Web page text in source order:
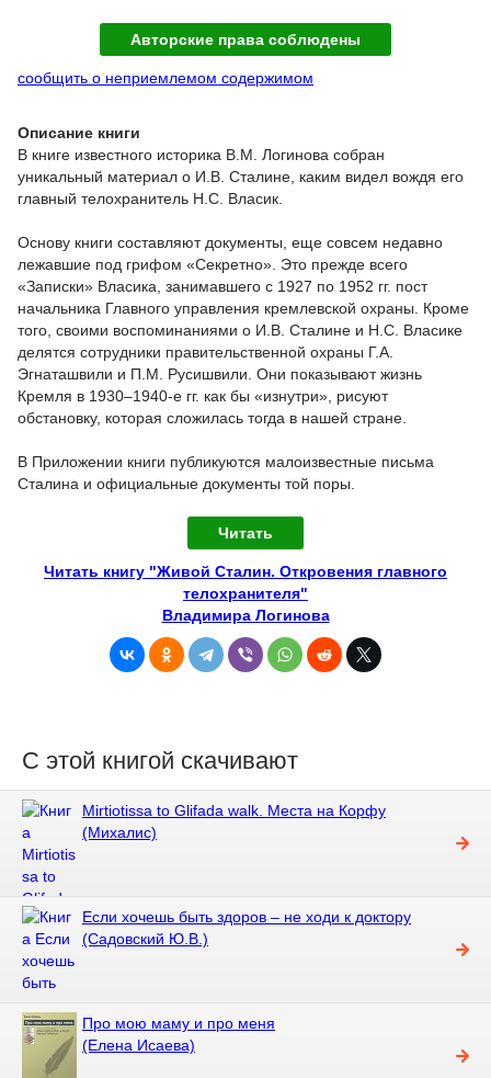
Авторские права соблюдены
сообщить о неприемлемом содержимом
Описание книги
В книге известного историка В.М. Логинова собран
уникальный материал о И.В. Сталине, каким видел вождя его
главный телохранитель Н.С. Власик.
Основу книги составляют документы, еще совсем недавно
лежавшие под грифом «Секретно». Это прежде всего
«Записки» Власика, занимавшего с 1927 по 1952 гг. пост
начальника Главного управления кремлевской охраны. Кроме
того, своими воспоминаниями о И.В. Сталине и Н.С. Власике
делятся сотрудники правительственной охраны Г.А.
Эгнаташвили и П.М. Русишвили. Они показывают жизнь
Кремля в 1930–1940-е гг. как бы «изнутри», рисуют
обстановку, которая сложилась тогда в нашей стране.
В Приложении книги публикуются малоизвестные письма
Сталина и официальные документы той поры.
Читать
Читать книгу "Живой Сталин. Откровения главного
телохранителя"
Владимира Логинова
С этой книгой скачивают
Mirtiotissa to Glifada walk. Места на Корфу
(Михалис)
Если хочешь быть здоров – не ходи к доктору
(Садовский Ю.В.)
Про мою маму и про меня
(Елена Исаева)